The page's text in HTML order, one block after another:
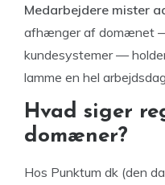
Medarbejdere mister
afhænger af domænet —
kundesystemer —
lamme en hel
Hvad siger
domæner?
Hos Punktum dk (den